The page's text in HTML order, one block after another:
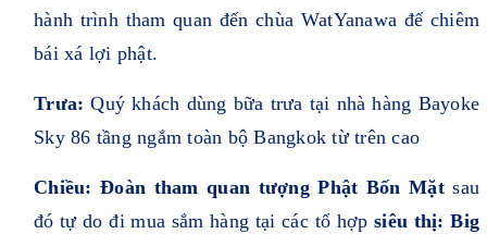
hành trình tham quan đến chùa WatYanawa để chiêm
bái xá lợi phật.
Trưa: Quý khách dùng bữa trưa tại nhà hàng Bayoke
Sky 86 tầng ngắm toàn bộ Bangkok từ trên cao
Chiều: Đoàn tham quan tượng Phật Bốn Mặtsau
đó tự do đi mua sắm hàng tại các tổ hợpsiêu thị: Big